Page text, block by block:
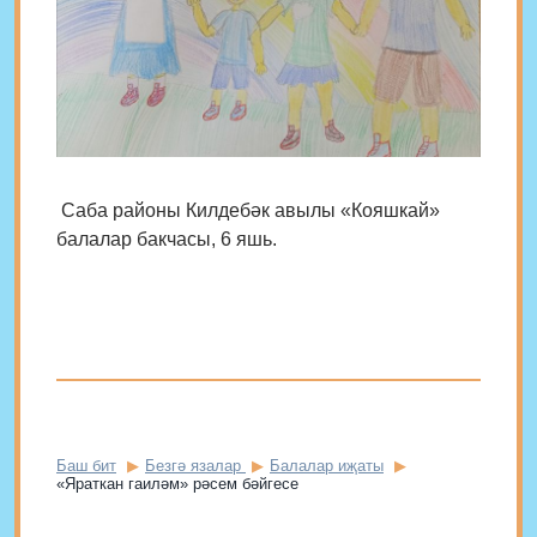
Саба районы Килдебәк авылы «Кояшкай»
балалар бакчасы, 6 яшь.
Баш бит Безгә язалар
Балалар иҗаты
«Яраткан гаиләм» рәсем бәйгесе